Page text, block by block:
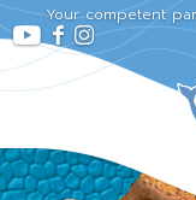
Your competent